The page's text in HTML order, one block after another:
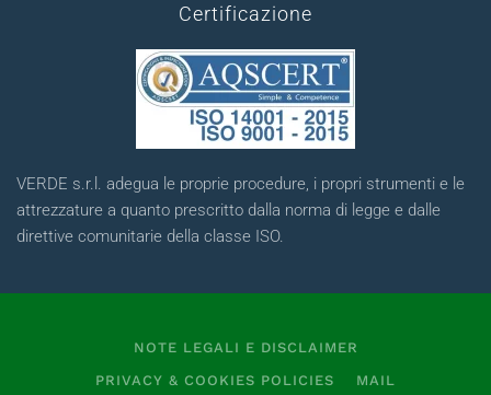
Certificazione
VERDE s.r.l. adegua le proprie procedure, i propri strumenti e le
attrezzature a quanto prescritto dalla norma di legge e dalle
direttive comunitarie della classe ISO.
NOTE LEGALI E DISCLAIMER
PRIVACY & COOKIES POLICIES
MAIL